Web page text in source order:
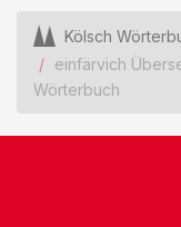
Kölsch
einfärvich
Wörterbuch